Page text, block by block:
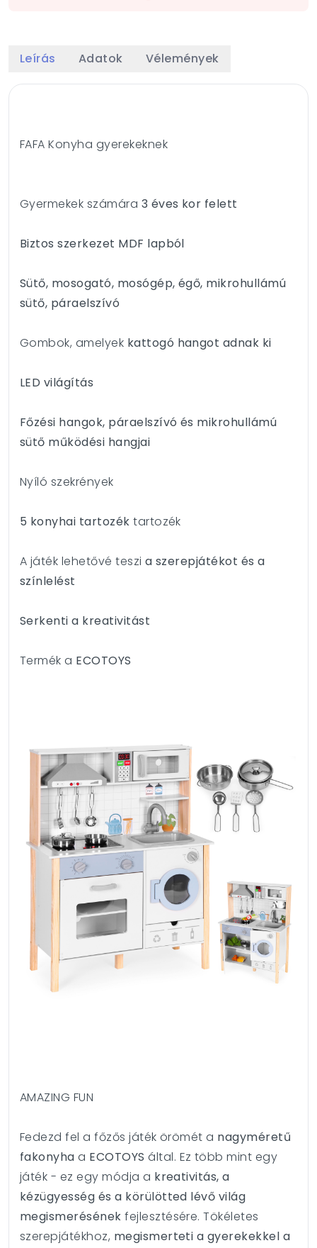
Leírás Adatok Vélemények
FAFA Konyha gyerekeknek
Gyermekek számára 3 éves kor felett
Biztos szerkezet MDF lapból
Sütő, mosogató, mosógép, égő, mikrohullámú
sütő, páraelszívó
Gombok, amelyek kattogó hangot adnak ki
LED világítás
Főzési hangok, páraelszívó és mikrohullámú
sütő működési hangjai
Nyíló szekrények
5 konyhai tartozék tartozék
A játék lehetővé teszia szerepjátékot és a
színlelést
Serkenti a kreativitást
Termék a ECOTOYS
AMAZING FUN
Fedezd fel a főzős játék örömét a nagyméretű
fakonyha a ECOTOYS által. Ez több mint egy
játék - ez egy módja a kreativitás, a
kézügyesség és a körülötted lévő világ
megismerésének fejlesztésére. Tökéletes
szerepjátékhoz, megismerteti a gyerekekkel a